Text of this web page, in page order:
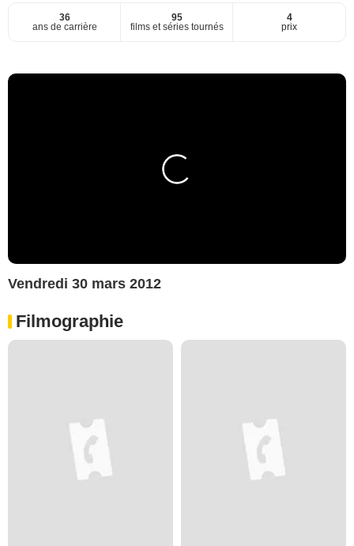
36
ans de carrière
95
films et séries tournés
4
prix
Vendredi 30 mars 2012
Filmographie